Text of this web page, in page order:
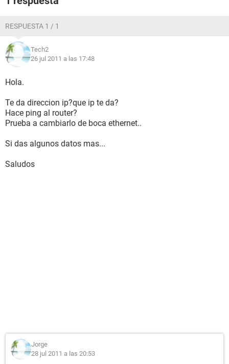
RESPUESTA 1 / 1
Tech2
26 jul 2011 a las 17:48
Hola.
Te da direccion ip?que ip te da?
Hace ping al router?
Prueba a cambiarlo de boca ethernet..
Si das algunos datos mas...
Saludos
Jorge
28 jul 2011 a las 20:53